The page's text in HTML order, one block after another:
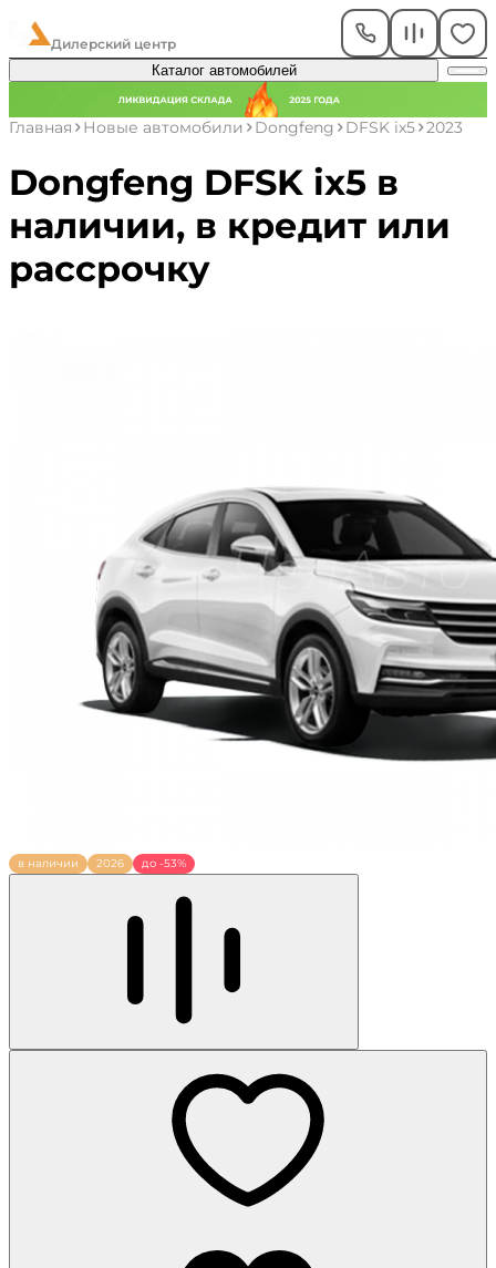
Дилерский центр
Каталог автомобилей
Главная Новые автомобили Dongfeng DFSK ix5 2023
Dongfeng DFSK ix5 в
наличии, в кредит или
рассрочку
в наличии 2026 до -53%